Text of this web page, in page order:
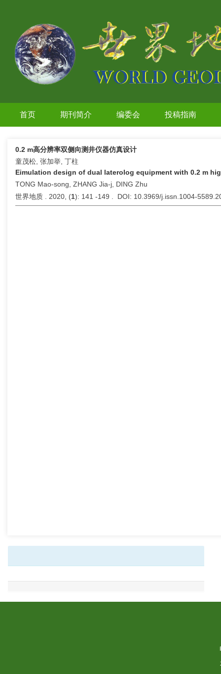
首页 期刊简介 编委会 投稿指南
0.2 m高分辨率双侧向测井仪器仿真设计
童茂松, 张加举, 丁柱
Eimulation design of dual laterolog equipment with 0.2 m
TONG Mao-song, ZHANG Jia-j, DING Zhu
世界地质 . 2020, (1): 141 -149 . DOI: 10.3969/j.issn.1004-